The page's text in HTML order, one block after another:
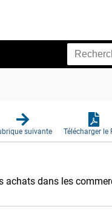
suivante Télécharger le
dans les